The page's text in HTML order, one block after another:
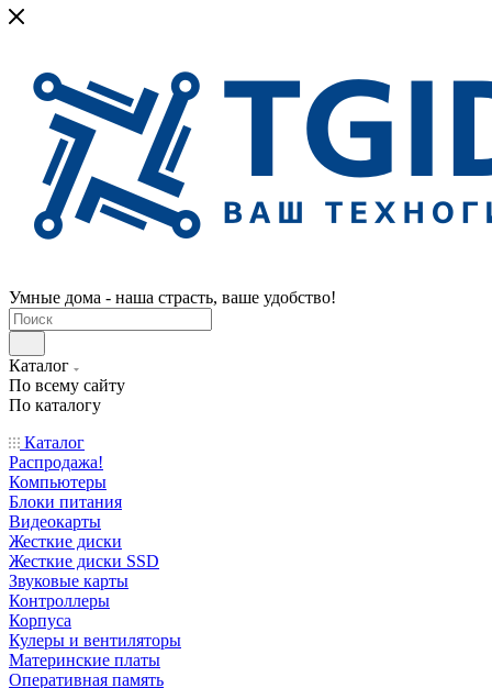
Умные дома - наша страсть, ваше удобство!
Каталог
По всему сайту
По каталогу
Каталог
Распродажа!
Компьютеры
Блоки питания
Видеокарты
Жесткие диски
Жесткие диски SSD
Звуковые карты
Контроллеры
Корпуса
Кулеры и вентиляторы
Материнские платы
Оперативная память